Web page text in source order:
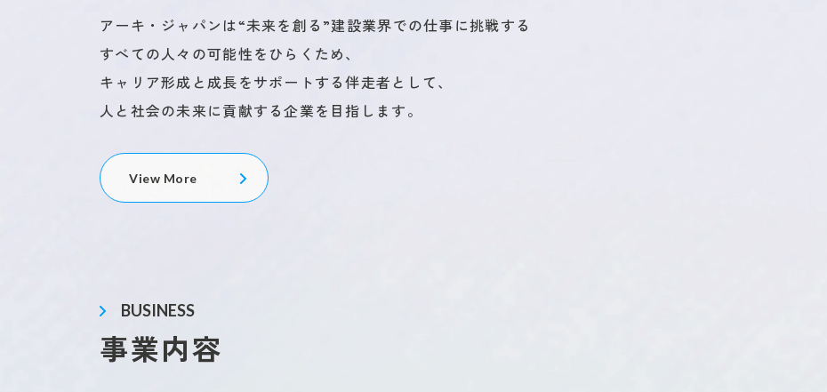
アーキ・ジャパンは“未来を創る”建設業界での仕事に挑戦する
すべての人々の可能性をひらくため、
キャリア形成と成長をサポートする伴走者として、
人と社会の未来に貢献する企業を目指します。
View More
BUSINESS
事業内容